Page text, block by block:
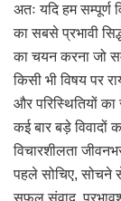
अतः यदि हम सम्पूर्ण
का सबसे प्रभावी
का चयन करना जो
किसी भी विषय पर
और परिस्थितियों
कई बार बड़े विवादों
विचारशीलता
पहले सोचिए,
सफल संवाद,